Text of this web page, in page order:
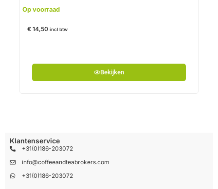
Op voorraad
€ 14,50 incl btw
Bekijken
Klantenservice
+31(0)186-203072
info@coffeeandteabrokers.com
+31(0)186-203072